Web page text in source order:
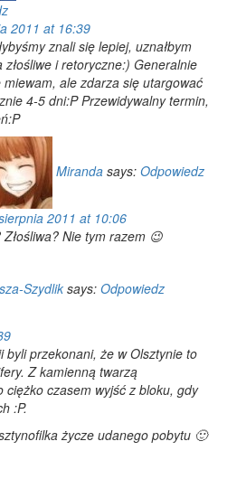
2011 at 16:39
znali się lepiej, uznałbym
złośliwe i retoryczne:) Generalnie
miewam, ale zdarza się utargować
4-5 dni:P Przewidywalny termin,
Miranda says: Odpowiedz
2011 at 10:06
Złośliwa? Nie tym razem 😉
Szydlik says: Odpowiedz
byli przekonani, że w Olsztynie to
Z kamienną twarzą
ciężko czasem wyjść z bloku, gdy
:P.
życze udanego pobytu 🙂